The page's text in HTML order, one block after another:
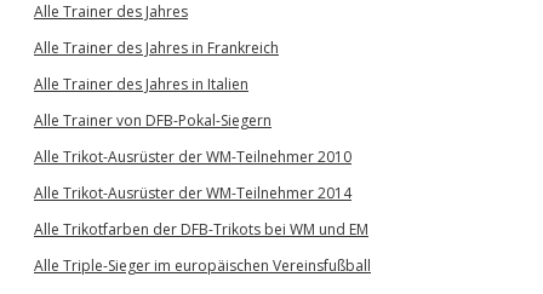
Alle Trainer des Jahres
Alle Trainer des Jahres in Frankreich
Alle Trainer des Jahres in Italien
Alle Trainer von DFB-Pokal-Siegern
Alle Trikot-Ausrüster der WM-Teilnehmer 2010
Alle Trikot-Ausrüster der WM-Teilnehmer 2014
Alle Trikotfarben der DFB-Trikots bei WM und EM
Alle Triple-Sieger im europäischen Vereinsfußball